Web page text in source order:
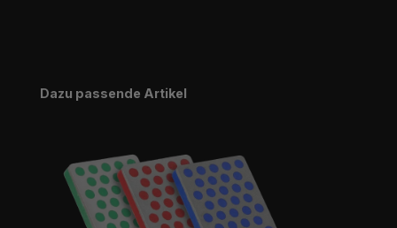
Produktgalerie überspringen
Dazu passende Artikel